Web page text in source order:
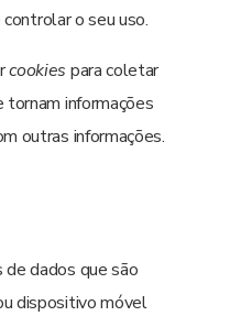
o seu uso.
cookies para coletar
tornam informações
outras informações.
de dados que são
dispositivo móvel